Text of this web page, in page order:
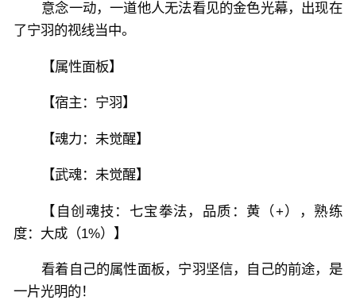
意念一动，一道他人无法看见的金色光幕，出现在
了宁羽的视线当中。
【属性面板】
【宿主：宁羽】
【魂力：未觉醒】
【武魂：未觉醒】
【自创魂技：七宝拳法，品质：黄（+），熟练
度：大成（1%）】
看着自己的属性面板，宁羽坚信，自己的前途，是
一片光明的！